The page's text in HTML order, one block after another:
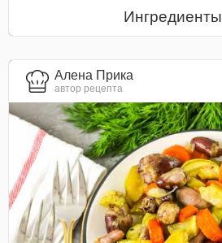
Ингредиенты
Алена Прика
автор рецепта